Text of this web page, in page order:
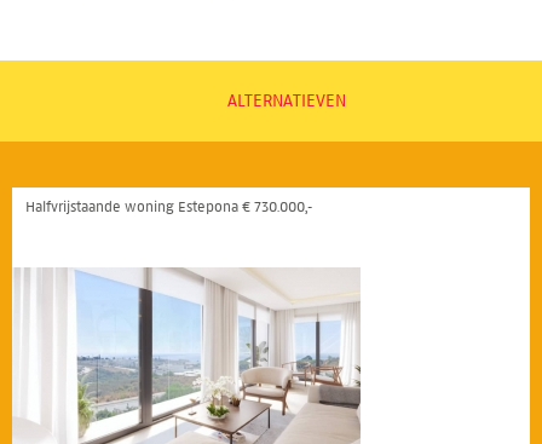
ALTERNATIEVEN
Halfvrijstaande woning Estepona € 730.000,-